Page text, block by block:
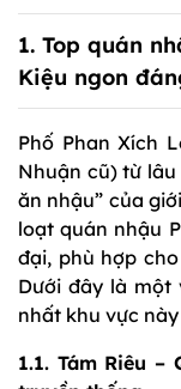
1. Top quán
Kiệu ngon
Phố Phan Xích
Nhuận cũ) từ
ăn nhậu” của
loạt quán nhậu
đại, phù hợp
Dưới đây là một
nhất khu vực
1.1. Tám Riêu